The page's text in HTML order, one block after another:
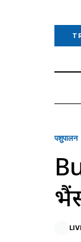
पशुपालन